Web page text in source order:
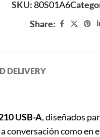
SKU:80S01A6
Share:
DELIVERY
USB-A, diseñados
como en